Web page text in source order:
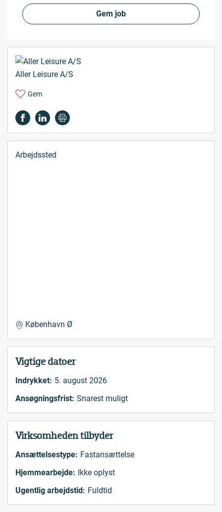
Gem job
Aller Leisure A/S
Gem
Arbejdssted
København Ø
Vigtige datoer
Indrykket: 5. august 2026
Ansøgningsfrist: Snarest muligt
Virksomheden tilbyder
Ansættelsestype: Fastansættelse
Hjemmearbejde: Ikke oplyst
Ugentlig arbejdstid: Fuldtid